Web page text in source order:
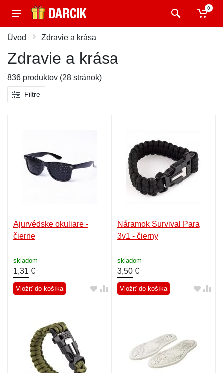
0
Úvod Zdravie a krása
Zdravie a krása
836 produktov (28 stránok)
Filtre
Ajurvédske okuliare -
čierne
skladom
1,31 €
Vložiť do košíka
Náramok Survival Para
3v1 - čierny
skladom
3,50€
Vložiť do košíka